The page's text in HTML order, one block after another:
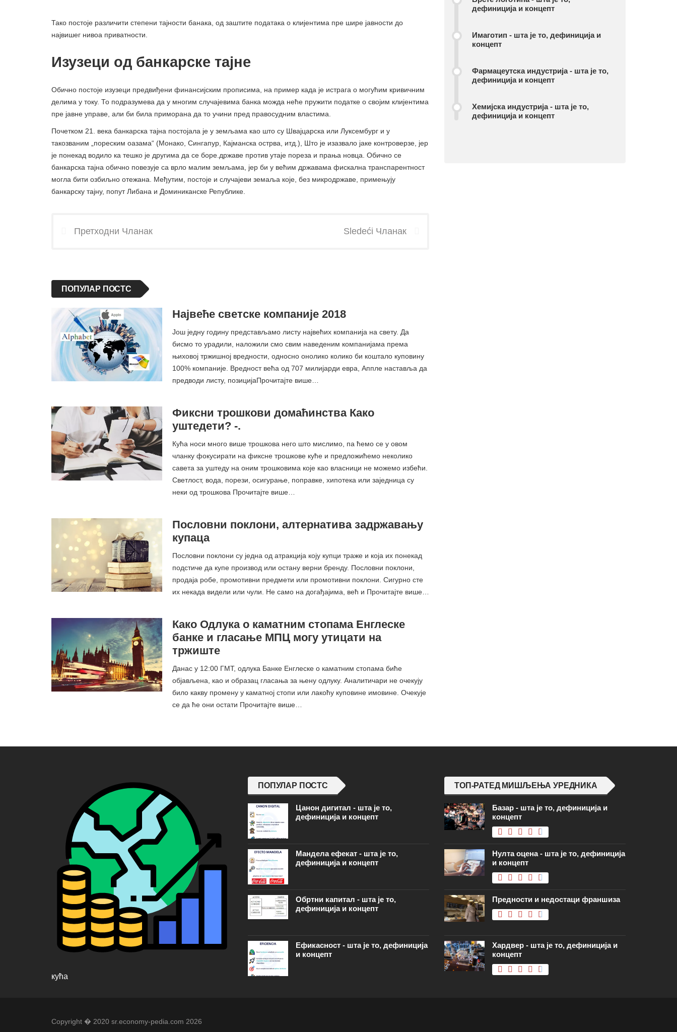
Тако постоје различити степени тајности банака, од заштите података о клијентима пре шире јавности до
највишег нивоа приватности.
Изузеци од банкарске тајне
Обично постоје изузеци предвиђени финансијским прописима, на пример када је истрага о могућим кривичним
делима у току. То подразумева да у многим случајевима банка можда неће пружити податке о својим клијентима
пре јавне управе, али би била приморана да то учини пред правосудним властима.
Почетком 21. века банкарска тајна постојала је у земљама као што су Швајцарска или Луксембург и у
такозваним „пореским оазама“ (Монако, Сингапур, Кајманска острва, итд.), Што је изазвало јаке контроверзе, јер
је понекад водило ка тешко је другима да се боре.државе против утаје пореза и прања новца. Обично се
банкарска тајна обично повезује са врло малим земљама, јер би у већим државама фискална транспарентност
могла бити озбиљно отежана. Међутим, постоје и случајеви земаља које, без микродржаве, примењују
банкарску тајну, попут Либана и Доминиканске Републике.
Претходни Чланак Sledeći Чланак
ПОПУЛАР ПОСТС
Највеће светске компаније 2018
Још једну годину представљамо листу највећих компанија на свету. Да
бисмо то урадили, наложили смо свим наведеним компанијама према
њиховој тржишној вредности, односно онолико колико би коштало куповину
100% компаније. Вредност већа од 707 милијарди евра, Аппле наставља да
предводи листу, позицијаПрочитајте више…
Фиксни трошкови домаћинства Како
уштедети? -.
Кућа носи много више трошкова него што мислимо, па ћемо се у овом
чланку фокусирати на фиксне трошкове куће и предложићемо неколико
савета за уштеду на оним трошковима које као власници не можемо избећи.
Светлост, вода, порези, осигурање, поправке, хипотека или заједница су
неки од трошкова Прочитајте више…
Пословни поклони, алтернатива задржавању
купаца
Пословни поклони су једна од атракција коју купци траже и која их понекад
подстиче да купе производ или остану верни бренду. Пословни поклони,
продаја робе, промотивни предмети или промотивни поклони. Сигурно сте
их некада видели или чули. Не само на догађајима, већ и Прочитајте више…
Како Одлука о каматним стопама Енглеске
банке и гласање МПЦ могу утицати на
тржиште
Данас у 12:00 ГМТ, одлука Банке Енглеске о каматним стопама биће
објављена, као и образац гласања за њену одлуку. Аналитичари не очекују
било какву промену у каматној стопи или лакоћу куповине имовине. Очекује
се да ће они остати Прочитајте више…
дефиниција и концепт
Имаготип - шта је то, дефиниција и
концепт
Фармацеутска индустрија - шта је то,
дефиниција и концепт
Хемијска индустрија - шта је то,
дефиниција и концепт
кућа
ПОПУЛАР ПОСТС
Цанон дигитал - шта је то,
дефиниција и концепт
Мандела ефекат - шта је то,
дефиниција и концепт
Обртни капитал - шта је то,
дефиниција и концепт
Ефикасност - шта је то, дефиниција
и концепт
ТОП-РАТЕД МИШЉЕЊА УРЕДНИКА
Базар - шта је то, дефиниција и
концепт
Нулта оцена - шта је то, дефиниција
и концепт
Предности и недостаци франшиза
Хардвер - шта је то, дефиниција и
концепт
Copyright � 2020 sr.economy-pedia.com 2026